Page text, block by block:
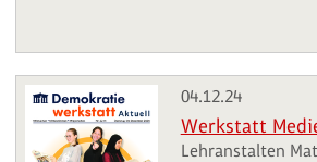
04.12.24
Werkstatt
Lehranstalten